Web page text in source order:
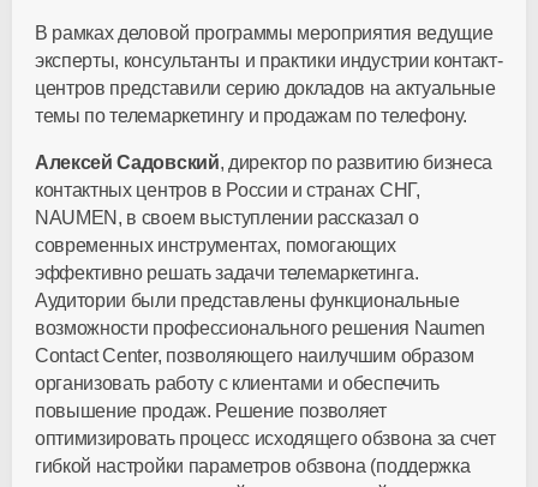
В рамках деловой программы мероприятия ведущие
эксперты, консультанты и практики индустрии контакт-
центров представили серию докладов на актуальные
темы по телемаркетингу и продажам по телефону.
Алексей Садовский, директор по развитию бизнеса
контактных центров в России и странах СНГ,
NAUMEN, в своем выступлении рассказал о
современных инструментах, помогающих
эффективно решать задачи телемаркетинга.
Аудитории были представлены функциональные
возможности профессионального решения Naumen
Contact Center, позволяющего наилучшим образом
организовать работу с клиентами и обеспечить
повышение продаж. Решение позволяет
оптимизировать процесс исходящего обзвона за счет
гибкой настройки параметров обзвона (поддержка